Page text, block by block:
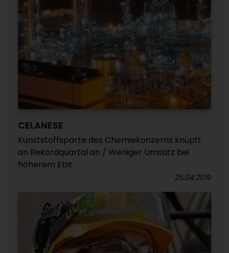
CELANESE
Kunststoffsparte des Chemiekonzerns knüpft
an Rekordquartal an / Weniger Umsatz bei
höherem Ebit
25.04.2019